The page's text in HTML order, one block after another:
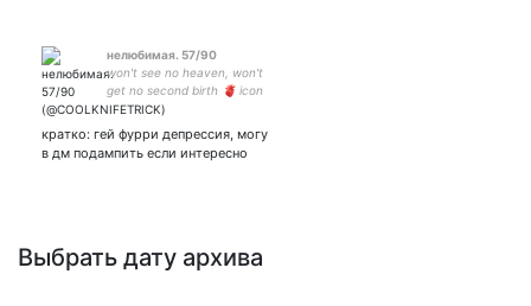
нелюбимая. 57/90
won't see no heaven, won't
get no second birth 🫀 icon
by
кратко: гей фурри депрессия, могу
в дм подампить если интересно
Выбрать дату архива